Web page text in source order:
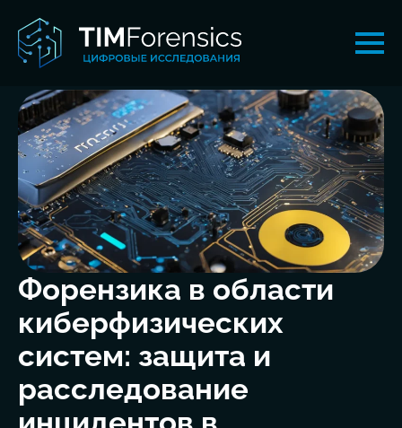
Форензика в области
киберфизических
систем: защита и
расследование